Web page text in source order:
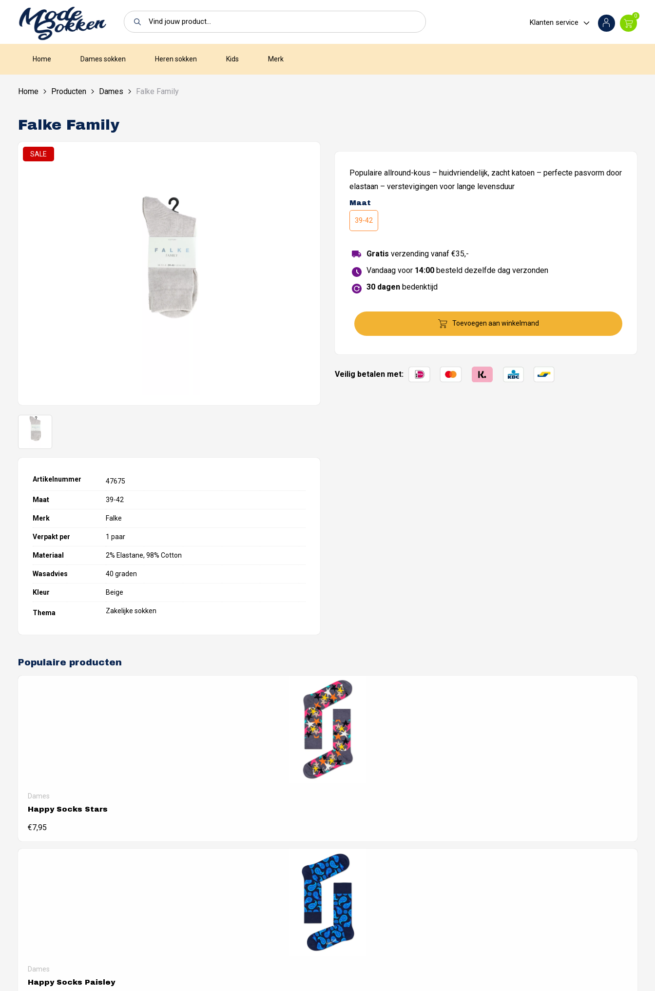
Klanten service
0
Home Dames sokken Heren sokken Kids Merk
Home Producten Dames Falke Family
Falke Family
SALE
Artikelnummer 47675
Maat 39-42
Merk Falke
Verpakt per 1 paar
Materiaal 2% Elastane, 98% Cotton
Wasadvies 40 graden
Kleur Beige
Thema Zakelijke sokken
Populaire allround-kous – huidvriendelijk, zacht katoen – perfecte pasvorm door
elastaan – verstevigingen voor lange levensduur
Maat
39-42
Gratis verzending vanaf €35,-
Vandaag voor 14:00 besteld dezelfde dag verzonden
30 dagen bedenktijd
Toevoegen aan winkelmand
Veilig betalen met:
Populaire producten
Dames
Happy Socks Stars
€7,95
Dames
Happy Socks Paisley